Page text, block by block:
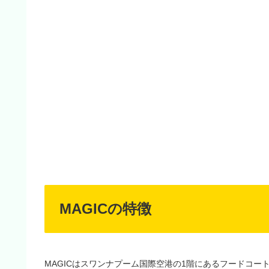
MAGICの特徴
MAGICはスワンナプーム国際空港の1階にあるフードコー